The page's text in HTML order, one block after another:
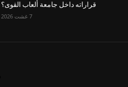
قراراته داخل جامعة ألعاب القوى؟
7 غشت 2026